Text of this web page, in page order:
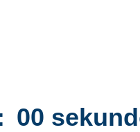
00